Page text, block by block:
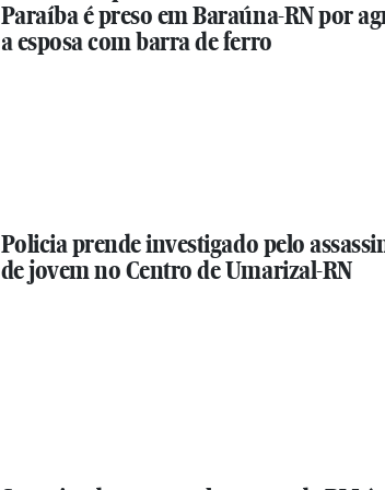
Paraíba é preso em Baraúna-RN por
a esposa com barra de ferro
Policia prende investigado pelo
de jovem no Centro de Umarizal-RN